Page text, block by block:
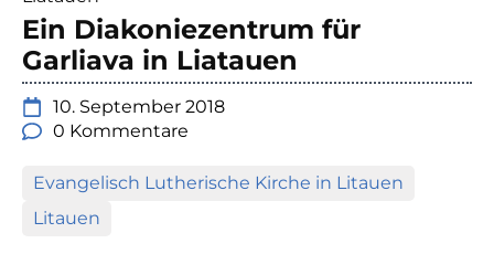
Ein Diakoniezentrum für
Garliava in Liatauen
10. September 2018
0 Kommentare
Evangelisch Lutherische Kirche in Litauen
Litauen